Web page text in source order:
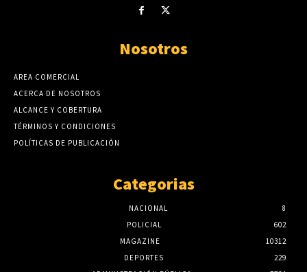
Nosotros
AREA COMERCIAL
ACERCA DE NOSOTROS
ALCANCE Y COBERTURA
TÉRMINOS Y CONDICIONES
POLÍTICAS DE PUBLICACIÓN
Categorias
NACIONAL
8
POLICIAL
602
MAGAZINE
10312
DEPORTES
229